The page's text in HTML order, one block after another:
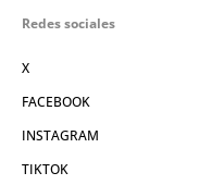
Redes sociales
X
FACEBOOK
INSTAGRAM
TIKTOK